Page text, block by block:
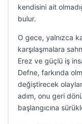
kendisini ait
bulur.
O gece, yalnızca
karşılaşmalara
Erez ve güçlü iş
Defne, farkında
değiştirecek
adım, onu geri
başlangıcına